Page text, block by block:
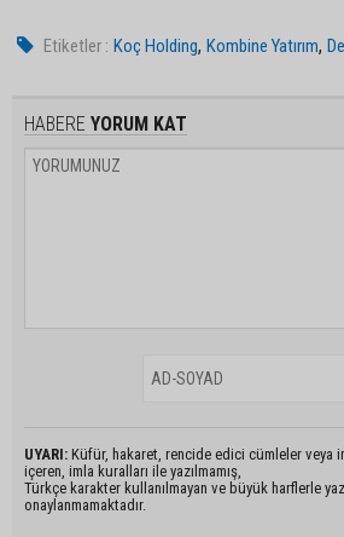
Etiketler : Koç Holding,Kombine Yatırım,
HABERE YORUM KAT
UYARI: Küfür, hakaret, rencide edici cümleler veya
içeren, imla kuralları ile yazılmamış,
Türkçe karakter kullanılmayan ve büyük harflerle
onaylanmamaktadır.